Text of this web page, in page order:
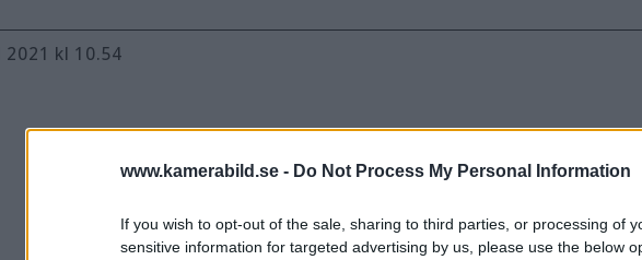
www.kamerabild.se - Do Not Process My Personal Information
If you wish to opt-out of the sale, sharing to third parties, or processing of
sensitive information for targeted advertising by us, please use the below
2021 kl 10.54